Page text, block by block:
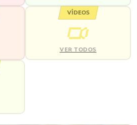
VÍDEOS
VER TODOS